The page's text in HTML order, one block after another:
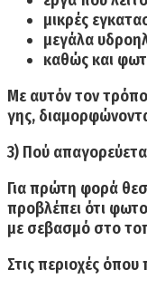
μικρές
μεγάλα
καθώς και
Με αυτόν τον
γης,
3) Πού
Για πρώτη φορά
προβλέπει ότι
με σεβασμό στο
Στις περιοχές